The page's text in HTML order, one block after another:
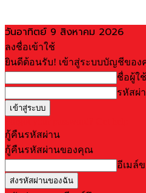
วันอาทิตย์ 9 สิงหาคม 2026
ลงชื่อเข้าใช้
ยินดีต้อนรับ! เข้าสู่ระบบบัญชีขอ
ชื่อผู้ใ
รหัสผ่
กู้คืนรหัสผ่าน
กู้คืนรหัสผ่านของคุณ
อีเมล์